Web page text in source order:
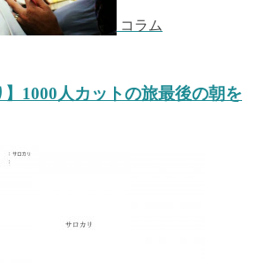
コラム
】1000人カットの旅最後の朝を